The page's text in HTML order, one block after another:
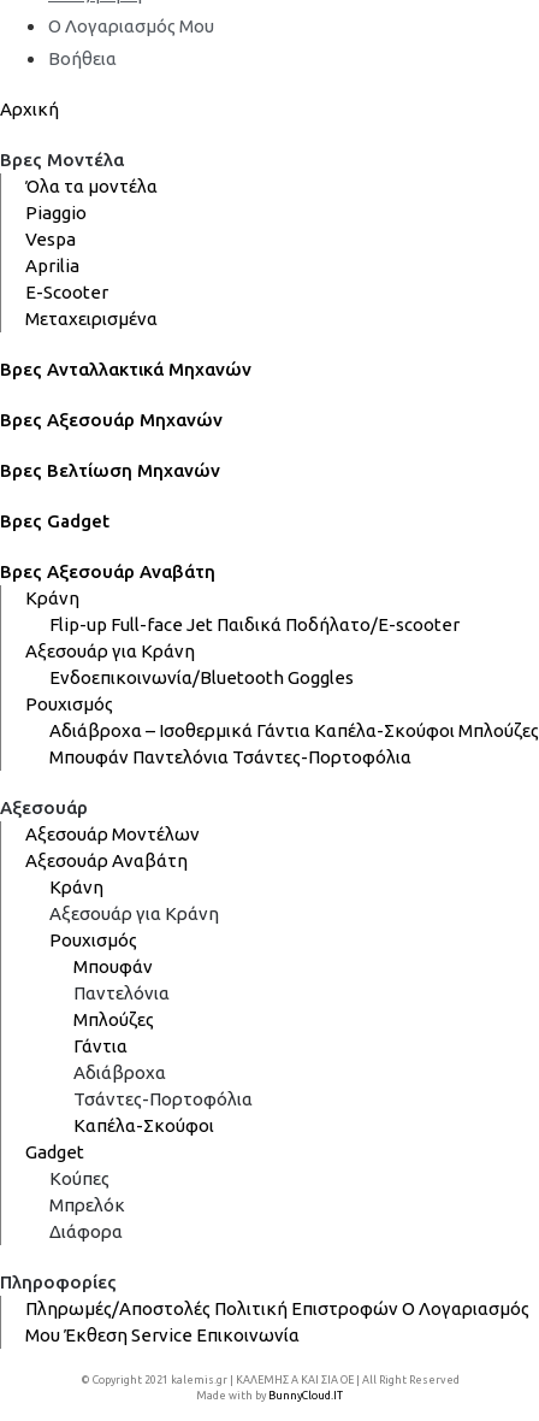
Ο Λογαριασμός Μου
Βοήθεια
Αρχική
Βρες Μοντέλα
Όλα τα μοντέλα
Piaggio
Vespa
Aprilia
E-Scooter
Μεταχειρισμένα
Βρες Ανταλλακτικά Μηχανών
Βρες Αξεσουάρ Μηχανών
Βρες Βελτίωση Μηχανών
Βρες Gadget
Βρες Αξεσουάρ Αναβάτη
Κράνη
Flip-up Full-faceJet Παιδικά Ποδήλατο/E-scooter
Αξεσουάρ για Κράνη
Ενδοεπικοινωνία/BluetoothGoggles
Ρουχισμός
Αδιάβροχα – Ισοθερμικά Γάντια Καπέλα-Σκούφοι Μπλούζες
Μπουφάν Παντελόνια Τσάντες-Πορτοφόλια
Αξεσουάρ
Αξεσουάρ Μοντέλων
Αξεσουάρ Αναβάτη
Κράνη
Αξεσουάρ για Κράνη
Ρουχισμός
Μπουφάν
Παντελόνια
Μπλούζες
Γάντια
Αδιάβροχα
Τσάντες-Πορτοφόλια
Καπέλα-Σκούφοι
Gadget
Κούπες
Μπρελόκ
Διάφορα
Πληροφορίες
Πληρωμές/Αποστολές Πολιτική ΕπιστροφώνΟ Λογαριασμός
ΜουΈκθεσηService Επικοινωνία
© Copyright 2021 kalemis.gr | ΚΑΛΕΜΗΣ Α ΚΑΙ ΣΙΑ ΟΕ | All Right Reserved
Made with by BunnyCloud.IT